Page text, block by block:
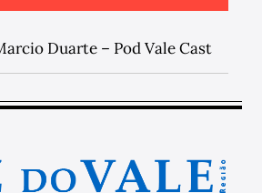
Duarte – Pod Vale Cast